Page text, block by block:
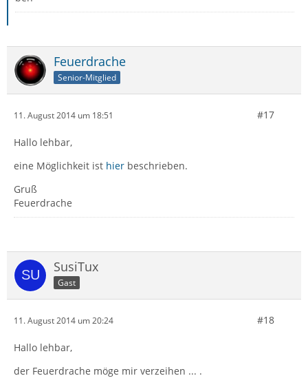
Feuerdrache
Senior-Mitglied
11. August 2014 um 18:51 #17
Hallo lehbar,
eine Möglichkeit ist hier beschrieben.
Gruß
Feuerdrache
SusiTux
Gast
11. August 2014 um 20:24 #18
Hallo lehbar,
der Feuerdrache möge mir verzeihen ... .